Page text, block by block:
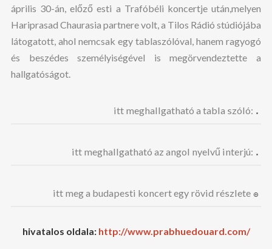
április 30-án, előző esti a Trafóbéli koncertje után,melyen
Hariprasad Chaurasia partnere volt, a Tilos Rádió stúdiójába
látogatott, ahol nemcsak egy tablaszólóval, hanem ragyogó
és beszédes személyiségével is megörvendeztette a
hallgatóságot.
itt meghallgatható a tabla szóló:
itt meghallgatható az angol nyelvű interjú:
itt meg a budapesti koncert egy rövid részlete
hivatalos oldala: http://www.prabhuedouard.com/